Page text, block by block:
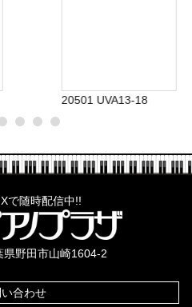
20501 UVA13-18
で随時配信中!!
野田市山崎1604-2
合わせ